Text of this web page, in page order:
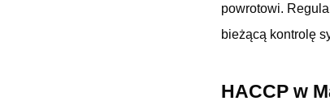
powrotowi.
bieżącą kontrolę
HACCP w